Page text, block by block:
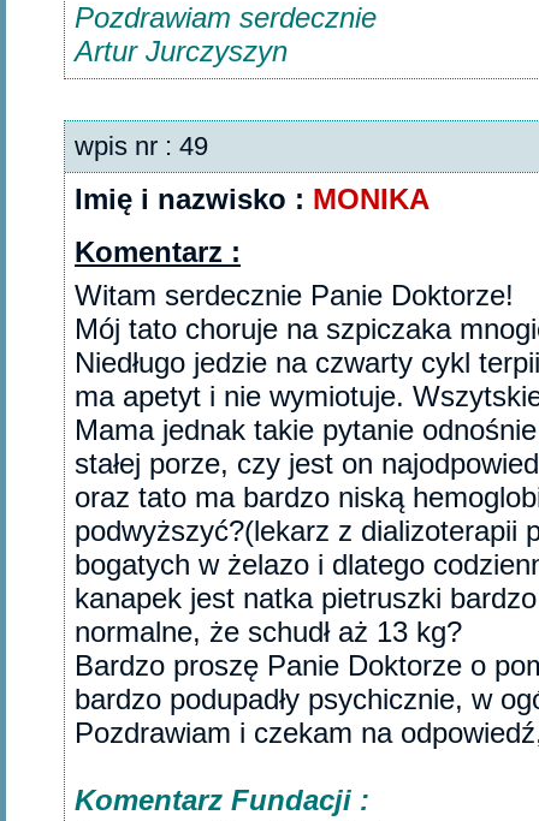
Pozdrawiam serdecznie
Artur Jurczyszyn
wpis nr : 49
Imię i nazwisko : MONIKA
Komentarz :
Witam serdecznie Panie Doktorze!
Mój tato choruje na szpiczaka
Niedługo jedzie na czwarty cykl
ma apetyt i nie wymiotuje.
Mama jednak takie pytanie
stałej porze, czy jest on
oraz tato ma bardzo niską
podwyższyć?(lekarz z dializoterapii
bogatych w żelazo i dlatego
kanapek jest natka pietruszki
normalne, że schudł aż 13 kg?
Bardzo proszę Panie Doktorze o
bardzo podupadły psychicznie, w
Pozdrawiam i czekam na
Komentarz Fundacji :